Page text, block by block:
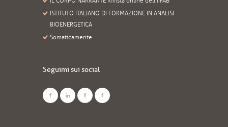
ISTITUTO ITALIANO DI FORMAZIONE IN ANALISI
BIOENERGETICA
Somaticamente
Seguimi sui social